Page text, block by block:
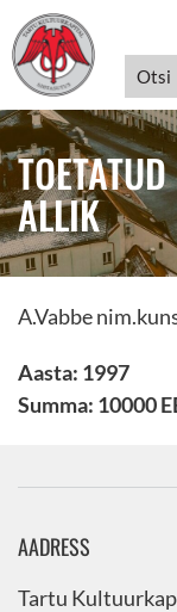
ALLIK
A.Vabbe
Aasta: 1997
Summa: 10000
AADRESS
Tartu